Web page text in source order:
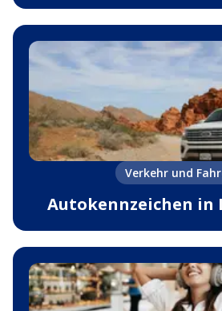
Verkehr und
Autokennzeichen in